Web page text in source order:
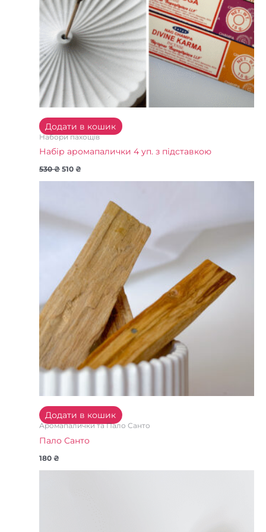
Додати в кошик
Набори пахощів
Набір аромапалички 4 уп. з підставкою
530₴ 510₴
Додати в кошик
Аромапалички та Пало Санто
Пало Санто
180₴